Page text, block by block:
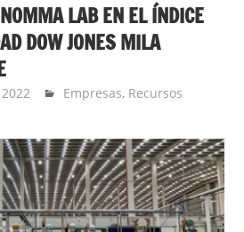
LAB EN EL ÍNDICE
DOW JONES MILA
Ernesto Herrera
Empresas, Recursos